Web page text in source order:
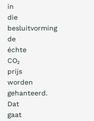
in
die
besluitvorming
de
échte
CO₂
prijs
worden
gehanteerd.
Dat
gaat